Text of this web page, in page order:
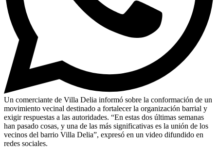
Un comerciante de Villa Delia informó sobre la conformación de un
movimiento vecinal destinado a fortalecer la organización barrial y
exigir respuestas a las autoridades. “En estas dos últimas semanas
han pasado cosas, y una de las más significativas es la unión de los
vecinos del barrio Villa Delia”, expresó en un video difundido en
redes sociales.